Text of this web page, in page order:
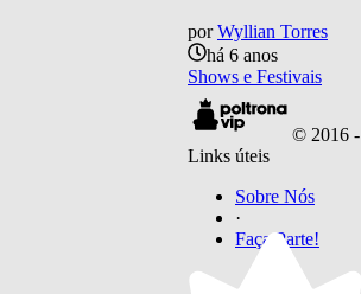
por Wyllian Torres
há 6 anos
Shows e Festivais
© 2016 -
Links úteis
Sobre Nós
·
Faça Parte!